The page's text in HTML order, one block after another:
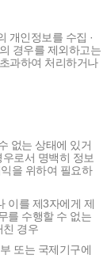
개인정보를 수집 ·
경우를 제외하고는
과하여 처리하거나
없는 상태에 있거
로서 명백히 정보
을 위하여 필요하
이를 제3자에게 제
를 수행할 수 없는
친 경우
또는 국제기구에